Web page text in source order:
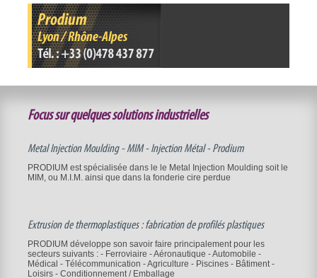
Focus sur quelques solutions industrielles
Metal Injection Moulding - MIM - Injection Métal - Prodium
PRODIUM est spécialisée dans le le Metal Injection Moulding soit le
MIM, ou M.I.M. ainsi que dans la fonderie cire perdue
Extrusion de thermoplastiques : fabrication de profilés plastiques
PRODIUM développe son savoir faire principalement pour les
secteurs suivants : - Ferroviaire - Aéronautique - Automobile -
Médical - Télécommunication - Agriculture - Piscines - Bâtiment -
Loisirs - Conditionnement / Emballage